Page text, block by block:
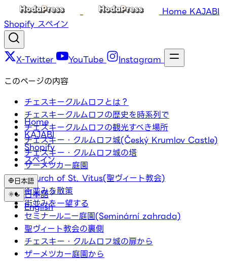
Home KAJABI
Shopify スペイン
X-Twitter YouTube Instagram
Home
KAJABI
Shopify
スペイン
日本語
日本語
English
このページの内容
チェスキークルムロフとは？
チェスキークルムロフの歴史を時系列で
チェスキークルムロフの観光すべき場所
チェスキー・クルムロフ城(Český Krumlov Castle)
チェスキー・クルムロフ城の塔
ザーメツカー庭園
Church of St. Vitus(聖ヴィート教会)
街並みを散策
街並みを一望する
セミナールニー庭園(Seminární zahrada)
聖ヴィート教会の裏側
チェスキー・クルムロフ城の扉から
ザーメツカー庭園から